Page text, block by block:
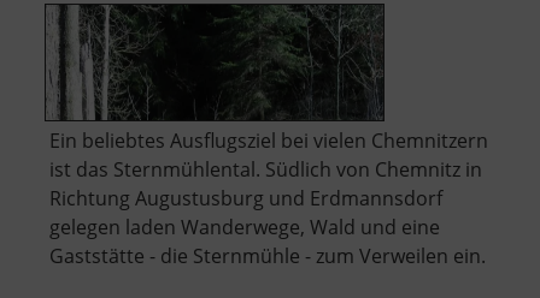
Ein beliebtes Ausflugsziel bei vielen Chemnitzern
ist das Sternmühlental. Südlich von Chemnitz in
Richtung Augustusburg und Erdmannsdorf
gelegen laden Wanderwege, Wald und eine
Gaststätte - die Sternmühle - zum Verweilen ein.